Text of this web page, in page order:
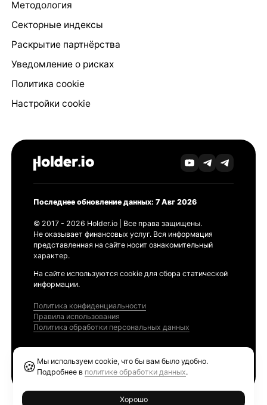
Методология
Секторные индексы
Раскрытие партнёрства
Уведомление о рисках
Политика cookie
Настройки cookie
Последнее обновление данных: 7 Авг 2026
© 2017 - 2026 Holder.io | Все права защищены.
Не оказывает финансовых услуг. Вся информация
представленная на сайте носит ознакомительный
характер.
На сайте используются cookie для сбора статической
информации.
Политика конфиденциальности
Правила использования
Политика обработки персональных данных
🍪 Мы используем cookie, что бы вам было удобно.
Подробнее в политике обработки данных.
Хорошо
Ethereum GAS Tracker